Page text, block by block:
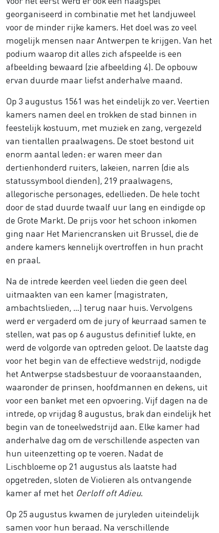
georganiseerd in combinatie met het landjuweel
voor de minder rijke kamers. Het doel was zo veel
mogelijk mensen naar Antwerpen te krijgen. Van het
podium waarop dit alles zich afspeelde is een
afbeelding bewaard (zie afbeelding 4). De opbouw
ervan duurde maar liefst anderhalve maand.
Op 3 augustus 1561 was het eindelijk zo ver. Veertien
kamers namen deel en trokken de stad binnen in
feestelijk kostuum, met muziek en zang, vergezeld
van tientallen praalwagens. De stoet bestond uit
enorm aantal leden: er waren meer dan
dertienhonderd ruiters, lakeien, narren (die als
statussymbool dienden), 219 praalwagens,
allegorische personages, edellieden. De hele tocht
door de stad duurde twaalf uur lang en eindigde op
de Grote Markt. De prijs voor het schoon inkomen
ging naar Het Mariencransken uit Brussel, die de
andere kamers kennelijk overtroffen in hun pracht
en praal.
Na de intrede keerden veel lieden die geen deel
uitmaakten van een kamer (magistraten,
ambachtslieden, ...) terug naar huis. Vervolgens
werd er vergaderd om de jury of keurraad samen te
stellen, wat pas op 6 augustus definitief lukte, en
werd de volgorde van optreden geloot. De laatste dag
voor het begin van de effectieve wedstrijd, nodigde
het Antwerpse stadsbestuur de vooraanstaanden,
waaronder de prinsen, hoofdmannen en dekens, uit
voor een banket met een opvoering. Vijf dagen na de
intrede, op vrijdag 8 augustus, brak dan eindelijk het
begin van de toneelwedstrijd aan. Elke kamer had
anderhalve dag om de verschillende aspecten van
hun uiteenzetting op te voeren. Nadat de
Lischbloeme op 21 augustus als laatste had
opgetreden, sloten de Violieren als ontvangende
kamer af met het Oerloff oft Adieu.
Op 25 augustus kwamen de juryleden uiteindelijk
samen voor hun beraad. Na verschillende